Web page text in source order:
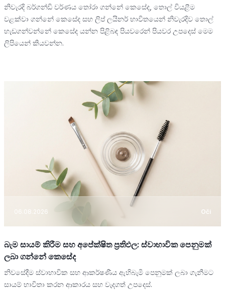
නිවැරදි බර්ගන්ඩි වර්ණය තෝරා ගන්නේ කෙසේද, තොල් වියළීම
වළක්වා ගන්නේ කෙසේද සහ ලිප් ලයිනර් භාවිතයෙන් නිවැරදිව තොල්
හැඩගන්වන්නේ කෙසේද යන්න පිළිබඳ පියවරෙන් පියවර උපදෙස් මෙම
ලිපියෙන් කියවන්න.
06.08.2026 Oči
බැම සායම් කිරීම සහ අපේක්ෂිත ප්‍රතිඵල: ස්වාභාවික පෙනුමක්
ලබා ගන්නේ කෙසේද
නිවසේදීම ස්වාභාවික සහ ආකර්ෂණීය ඇහිබැමි පෙනුමක් ලබා ගැනීමට
සායම් භාවිතා කරන ආකාරය සහ වැදගත් උපදෙස්.